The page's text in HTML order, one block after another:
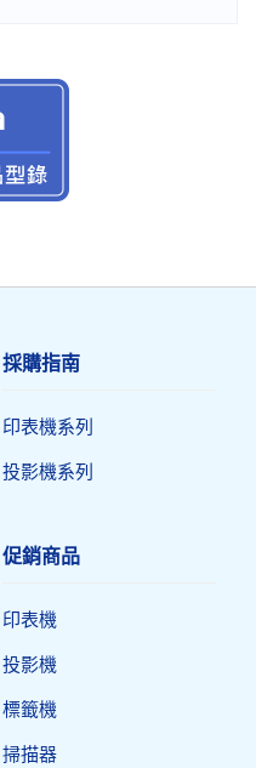
採購指南
印表機系列
投影機系列
促銷商品
印表機​
投影機
標籤機
掃描器